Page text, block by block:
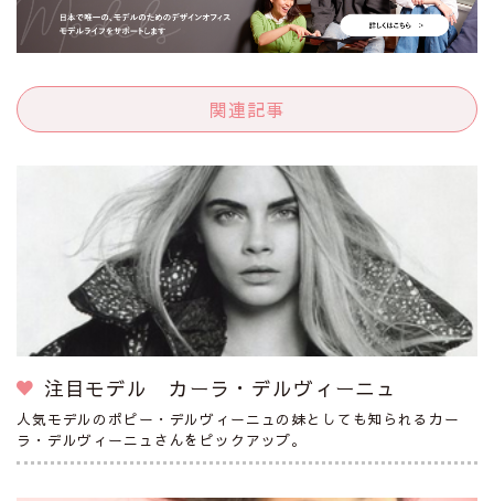
関連記事
注目モデル カーラ・デルヴィーニュ
人気モデルのポピー・デルヴィーニュの妹としても知られるカー
ラ・デルヴィーニュさんをピックアップ。